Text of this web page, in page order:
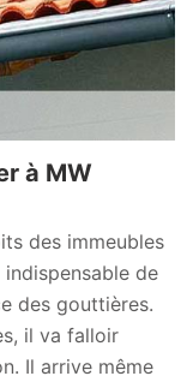
à MW
des immeubles
de
des gouttières.
il va falloir
Il arrive même